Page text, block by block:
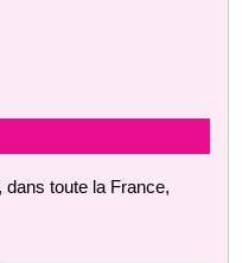
toute la France,